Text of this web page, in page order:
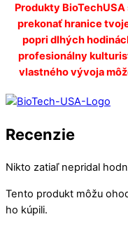
Produkty
prekonať hranice
popri dlhých
profesionálny
vlastného vývoja
Recenzie
Nikto zatiaľ nepridal
Tento produkt môžu
ho kúpili.